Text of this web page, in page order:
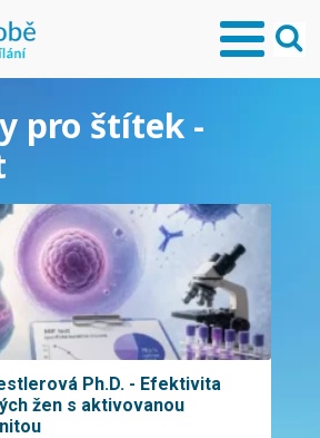
pro štítek -
Ph.D. - Efektivita
žen s aktivovanou